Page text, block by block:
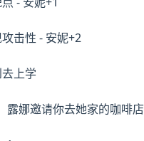
击性 - 安妮+2
上学
露娜邀请你去她家的咖啡店